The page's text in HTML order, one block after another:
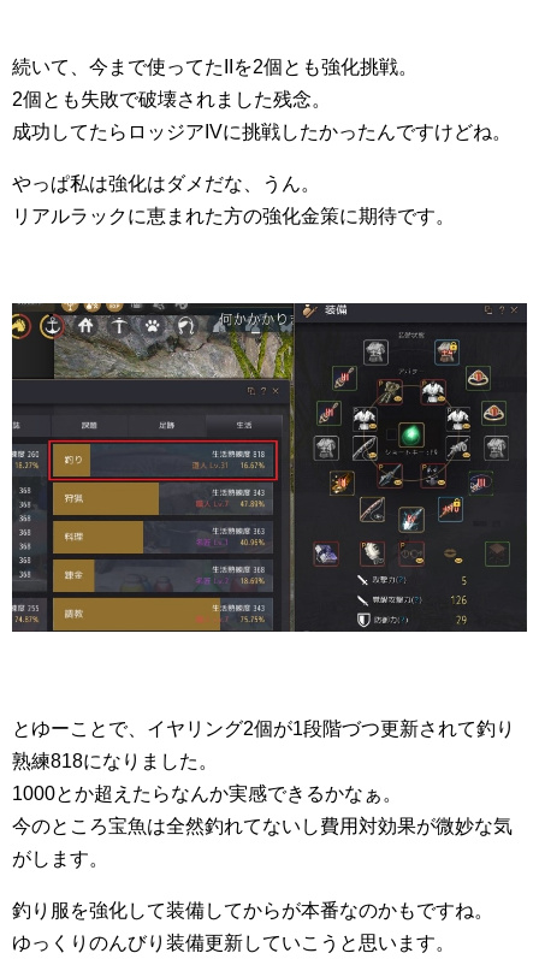
続いて、今まで使ってたIIを2個とも強化挑戦。
2個とも失敗で破壊されました残念。
成功してたらロッジアIVに挑戦したかったんですけどね。
やっぱ私は強化はダメだな、うん。
リアルラックに恵まれた方の強化金策に期待です。
とゆーことで、イヤリング2個が1段階づつ更新されて釣り
熟練818になりました。
1000とか超えたらなんか実感できるかなぁ。
今のところ宝魚は全然釣れてないし費用対効果が微妙な気
がします。
釣り服を強化して装備してからが本番なのかもですね。
ゆっくりのんびり装備更新していこうと思います。